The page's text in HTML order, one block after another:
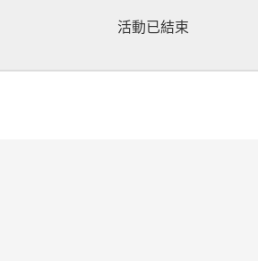
活動已結束